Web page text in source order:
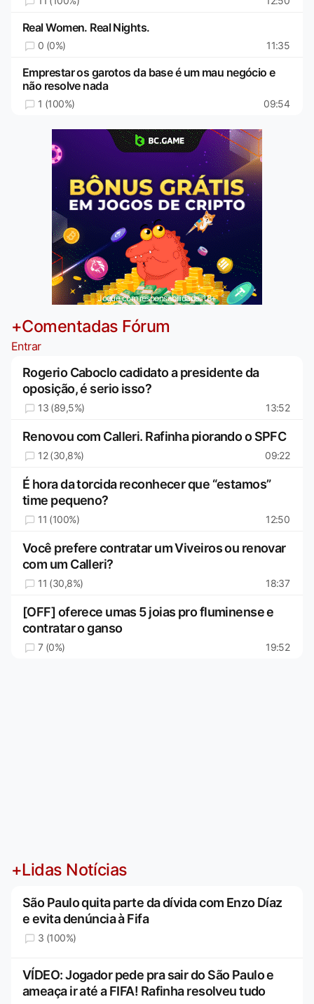
Real Women. Real Nights.
0 (0%) 11:35
Emprestar os garotos da base é um mau negócio e
não resolve nada
1 (100%) 09:54
Jogue com responsabilidade. 18+
+Comentadas Fórum
Entrar
Rogerio Caboclo cadidato a presidente da
oposição, é serio isso?
13 (89,5%) 13:52
Renovou com Calleri. Rafinha piorando o SPFC
12 (30,8%) 09:22
É hora da torcida reconhecer que “estamos”
time pequeno?
11 (100%) 12:50
Você prefere contratar um Viveiros ou renovar
com um Calleri?
11 (30,8%) 18:37
[OFF] oferece umas 5 joias pro fluminense e
contratar o ganso
7 (0%) 19:52
+Lidas Notícias
São Paulo quita parte da dívida com Enzo Díaz
e evita denúncia à Fifa
3 (100%)
VÍDEO: Jogador pede pra sair do São Paulo e
ameaça ir até a FIFA! Rafinha resolveu tudo